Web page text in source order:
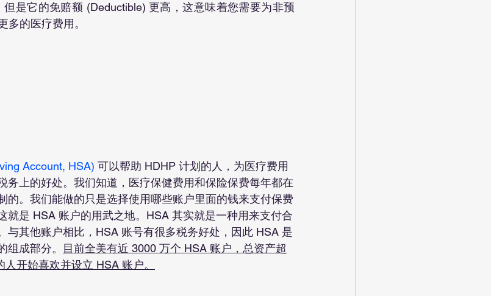
是它的免赔额 (Deductible) 更高，这意味着您需要为非预
多的医疗费用。
Account, HSA) 可以帮助 HDHP 计划的人，为医疗费用
务上的好处。我们知道，医疗保健费用和保险保费每年都在
的。我们能做的只是选择使用哪些账户里面的钱来支付保费
就是 HSA 账户的用武之地。HSA 其实就是一种用来支付合
与其他账户相比，HSA 账号有很多税务好处，因此 HSA 是
成部分。 目前全美有近 3000 万个 HSA 账户，总资产超
开始喜欢并设立 HSA 账户。